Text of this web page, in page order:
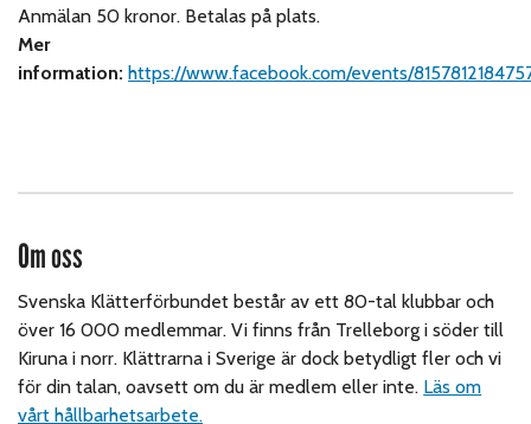
Anmälan 50 kronor. Betalas på plats.
Mer
information: https://www.facebook.com/events/
Om oss
Svenska Klätterförbundet består av ett 80-tal klubbar och
över 16 000 medlemmar. Vi finns från Trelleborg i söder till
Kiruna i norr. Klättrarna i Sverige är dock betydligt fler och vi
för din talan, oavsett om du är medlem eller inte. Läs om
vårt hållbarhetsarbete.